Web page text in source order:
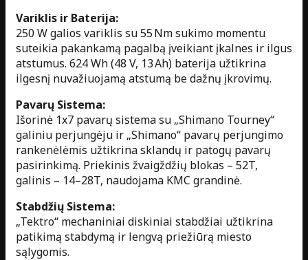
Variklis ir Baterija:
250 W galios variklis su 55 Nm sukimo momentu
suteikia pakankamą pagalbą įveikiant įkalnes ir ilgus
atstumus. 624 Wh (48 V, 13 Ah) baterija užtikrina
ilgesnį nuvažiuojamą atstumą be dažnų įkrovimų.
Pavarų Sistema:
Išorinė 1x7 pavarų sistema su „Shimano Tourney“
galiniu perjungėju ir „Shimano“ pavarų perjungimo
rankenėlėmis užtikrina sklandų ir patogų pavarų
pasirinkimą. Priekinis žvaigždžių blokas – 52T,
galinis – 14–28T, naudojama KMC grandinė.
Stabdžių Sistema:
„Tektro“ mechaniniai diskiniai stabdžiai užtikrina
patikimą stabdymą ir lengvą priežiūrą miesto
sąlygomis.